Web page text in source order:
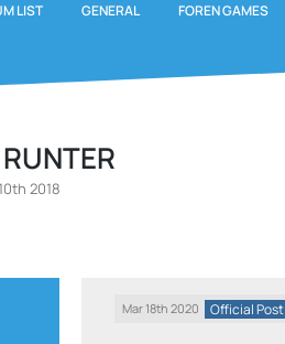
LIST GENERAL FOREN GAMES
2018
Mar 18th 2020 Official Post